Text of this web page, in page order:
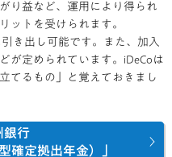
り益など、運用により得られ
ットを受けられます。
き出し可能です。また、加入
が定められています。iDeCoは
てるもの」と覚えておきまし
銀行
確定拠出年金）」